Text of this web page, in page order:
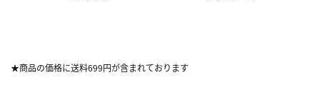
★商品の価格に送料699円が含まれております